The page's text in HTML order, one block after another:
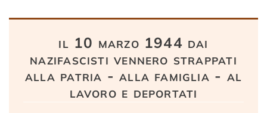
il 10 marzo 1944 dai
nazifascisti vennero strappati
alla patria - alla famiglia - al
lavoro e deportati